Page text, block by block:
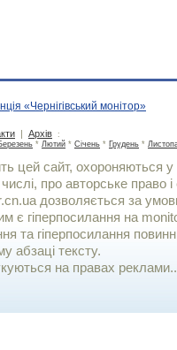
«Чернігівський монітор»
| Архів :
* Лютий * Січень * Грудень *
цей сайт, охороняються у
про авторське право і
дозволяється за
є гiперпосилання на
та гіперпосилання
абзаці тексту.
на правах реклами..